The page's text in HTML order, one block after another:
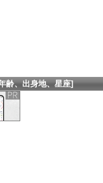
齢、出身地、星座]